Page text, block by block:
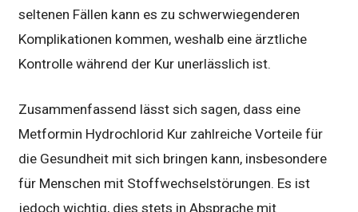
seltenen Fällen kann es zu schwerwiegenderen
Komplikationen kommen, weshalb eine ärztliche
Kontrolle während der Kur unerlässlich ist.
Zusammenfassend lässt sich sagen, dass eine
Metformin Hydrochlorid Kur zahlreiche Vorteile für
die Gesundheit mit sich bringen kann, insbesondere
für Menschen mit Stoffwechselstörungen. Es ist
jedoch wichtig, dies stets in Absprache mit